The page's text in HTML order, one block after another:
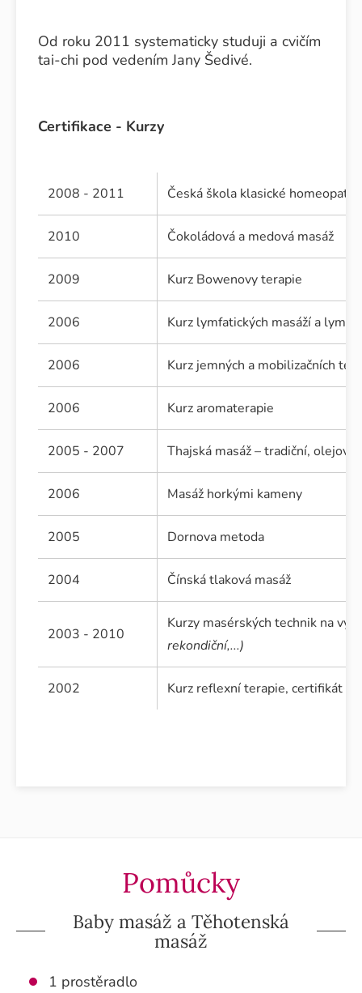
Od roku 2011 systematicky studuji a cvičím
tai-chi pod vedením Jany Šedivé.
Certifikace - Kurzy
2008 - 2011 Česká škola klasické homeopatie
2010 Čokoládová a medová masáž
2009 Kurz Bowenovy terapie
2006 Kurz lymfatických masáží a
2006 Kurz jemných a mobilizačních
2006 Kurz aromaterapie
2005 - 2007 Thajská masáž – tradiční,
2006 Masáž horkými kameny
2005 Dornova metoda
2004 Čínská tlaková masáž
2003 - 2010
Kurzy masérských technik na
rekondiční,...)
2002 Kurz reflexní terapie, certifikát
Pomůcky
Baby masáž a Těhotenská
masáž
1 prostěradlo